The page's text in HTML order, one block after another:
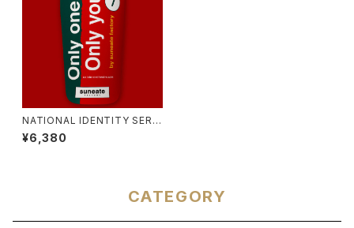
NATIONAL IDENTITY SERIE
S [PORTUGAL]
¥6,380
CATEGORY